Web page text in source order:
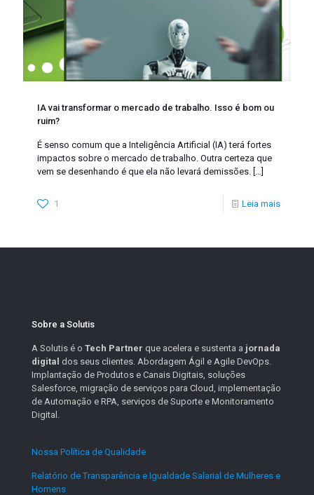
IA vai transformar o mercado de trabalho. Isso é bom ou
ruim?
É senso comum que a Inteligência Artificial (IA) terá fortes
impactos sobre o mercado de trabalho. Outra certeza que
vem se desenhando é que ela não levará demissões.
1 Leia mais
Sobre a Solutis
A Solutis é o Tech Partner que acelera e sustenta a jornada
digital dos seus clientes. Abordagem Ágil e Agile DevOps.
Implantação de Produtos e Canais Digitais, soluções
Salesforce, migração de serviços para Cloud, implementação
de Automação e RPA, serviços de Suporte e Monitoramento
Digital.
Nossa Política de Qualidade
Relatório de Transparência e Igualdade Salarial de Mulheres e
Homens